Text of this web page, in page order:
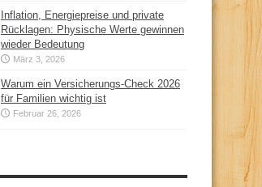
Inflation, Energiepreise und private
Rücklagen: Physische Werte gewinnen
wieder Bedeutung
März 3, 2026
Warum ein Versicherungs-Check 2026
für Familien wichtig ist
Februar 26, 2026